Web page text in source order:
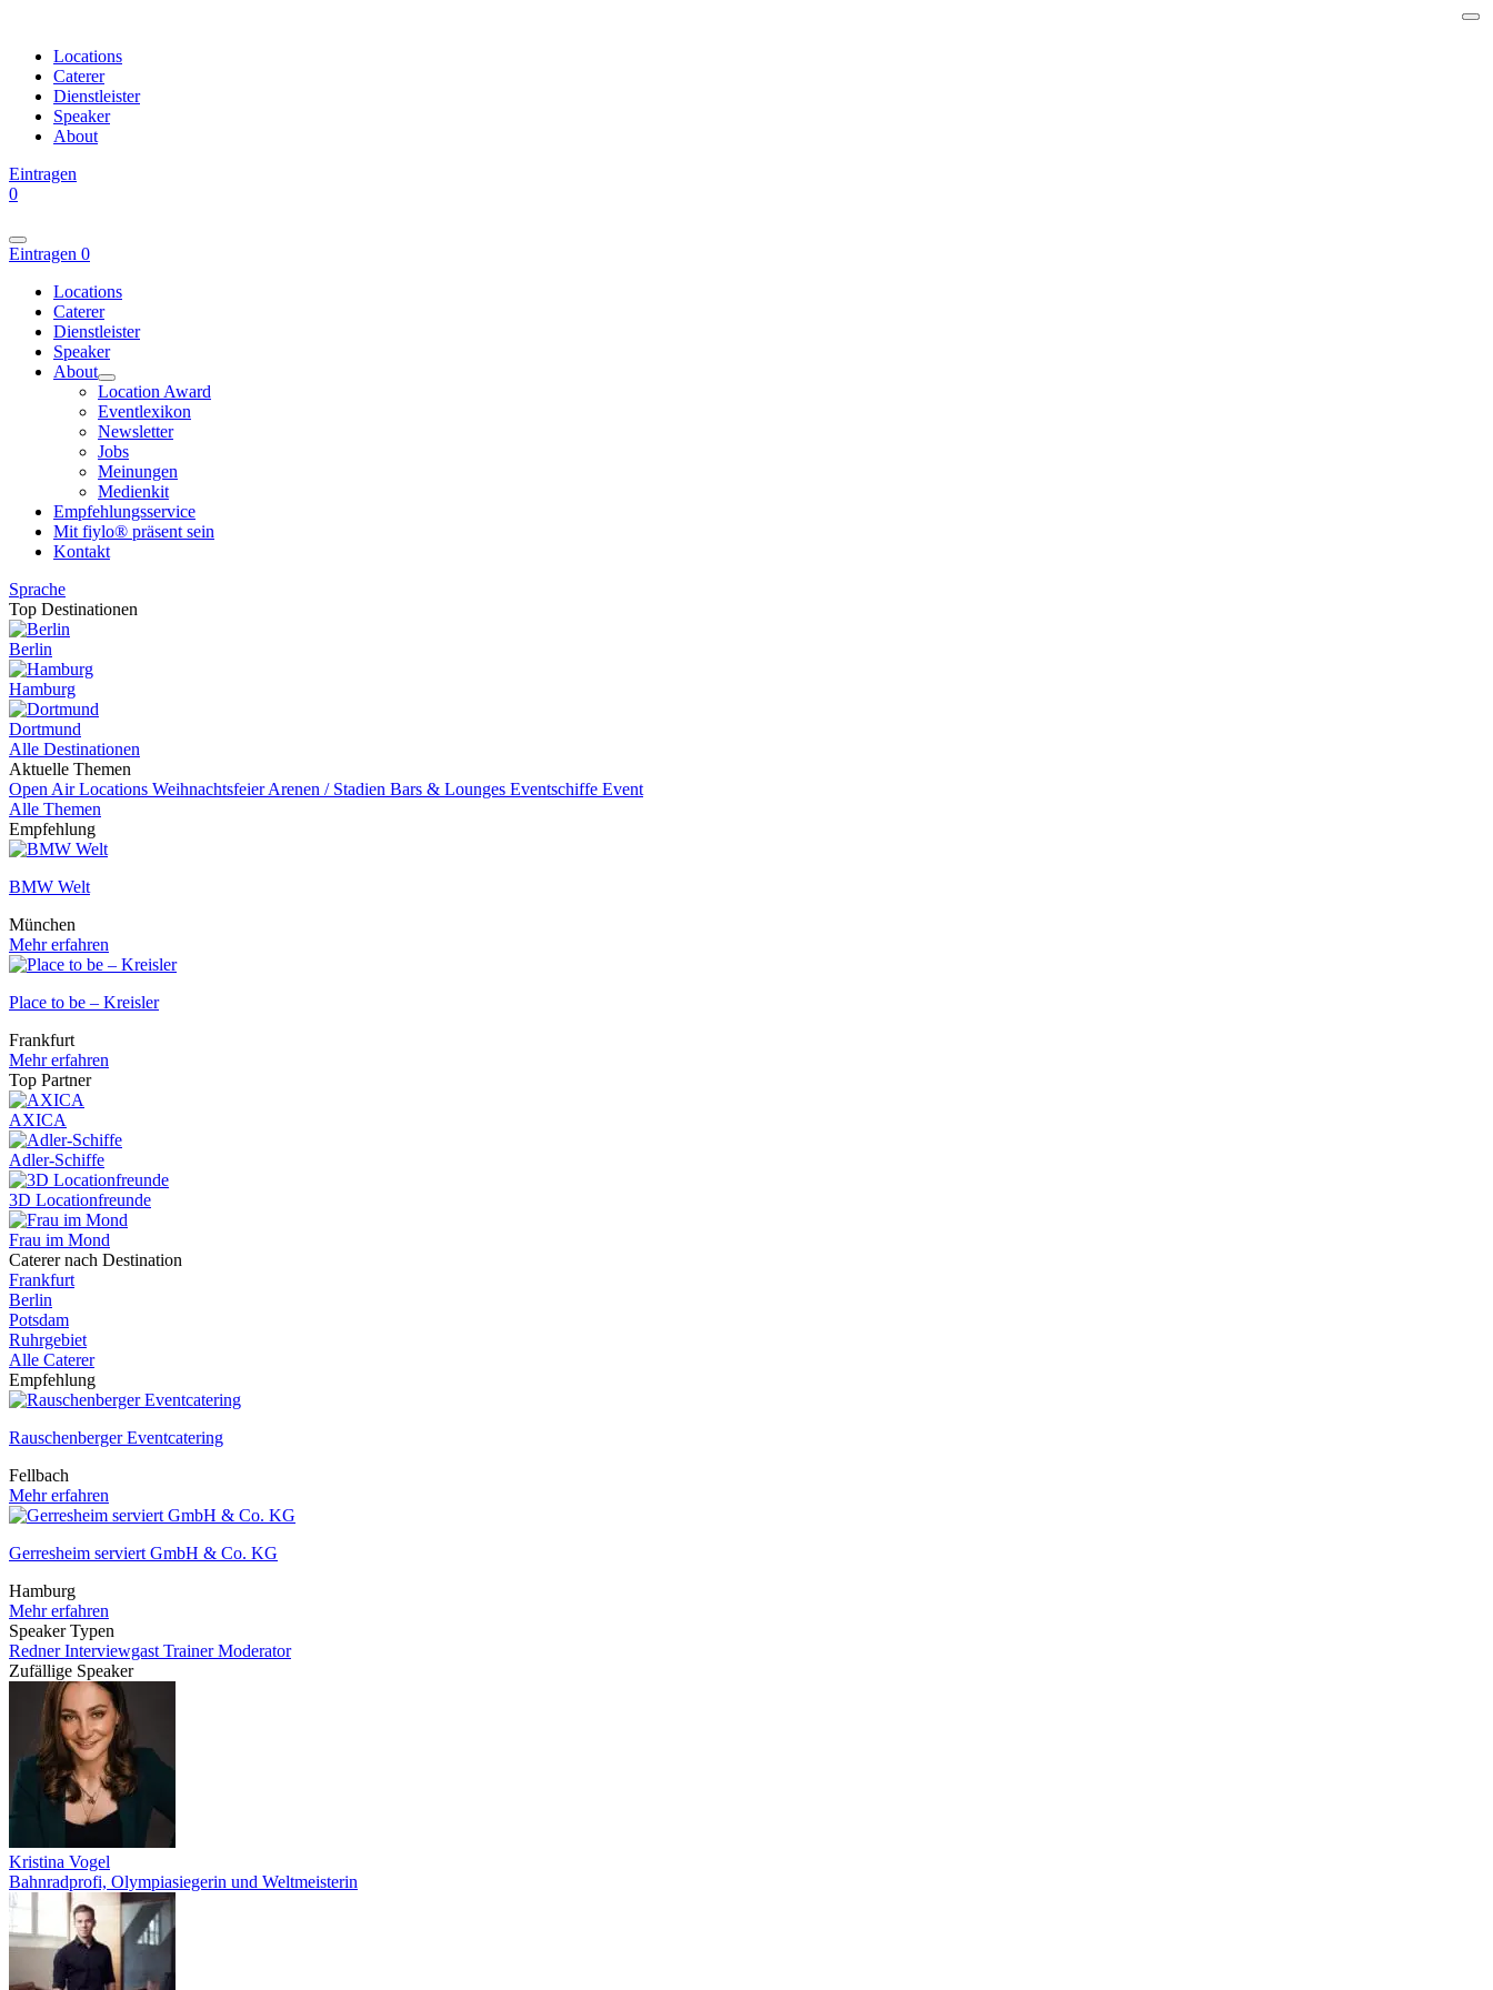
Locations
Caterer
Dienstleister
Speaker
About
Eintragen
0
Eintragen 0
Locations
Caterer
Dienstleister
Speaker
About
Location Award
Eventlexikon
Newsletter
Jobs
Meinungen
Medienkit
Empfehlungsservice
Mit fiylo® präsent sein
Kontakt
Sprache
Top Destinationen
Berlin
Hamburg
Dortmund
Alle Destinationen
Aktuelle Themen
Open Air Locations WeihnachtsfeierArenen / Stadien Bars & Lounges Eventschiffe Event
Alle Themen
Empfehlung
BMW Welt
München
Mehr erfahren
Place to be – Kreisler
Frankfurt
Mehr erfahren
Top Partner
AXICA
Adler-Schiffe
3D Locationfreunde
Frau im Mond
Caterer nach Destination
Frankfurt
Berlin
Potsdam
Ruhrgebiet
Alle Caterer
Empfehlung
Rauschenberger Eventcatering
Fellbach
Mehr erfahren
Gerresheim serviert GmbH & Co. KG
Hamburg
Mehr erfahren
Speaker Typen
RednerInterviewgast TrainerModerator
Zufällige Speaker
Kristina Vogel
Bahnradprofi, Olympiasiegerin und Weltmeisterin